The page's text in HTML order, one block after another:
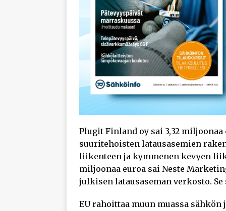
Plugit Finland oy sai 3,32
suuritehoisten latausasemien
liikenteen ja kymmenen kevyen
miljoonaa euroa sai Neste
julkisen latausaseman verkosto.
EU rahoittaa muun muassa